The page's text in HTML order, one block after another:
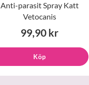
Anti-parasit Spray Katt
Vetocanis
99,90 kr
Köp